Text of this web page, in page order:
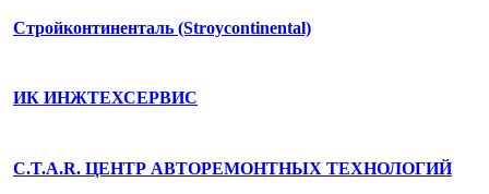
Стройконтиненталь (Stroycontinental)
ИК ИНЖТЕХСЕРВИС
C.T.A.R. ЦЕНТР АВТОРЕМОНТНЫХ ТЕХНОЛОГИЙ